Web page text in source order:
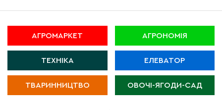
АГРОМАРКЕТ АГРОНОМІЯ
ТЕХНІКА ЕЛЕВАТОР
ТВАРИННИЦТВО ОВОЧІ-ЯГОДИ-САД